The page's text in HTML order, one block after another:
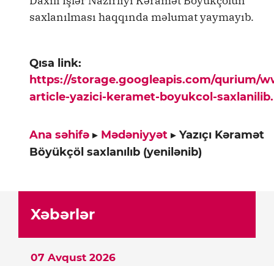
saxlanılması haqqında məlumat yaymayıb.
Qısa link:
https://storage.googleapis.com/qurium/
article-yazici-keramet-boyukcol-
Ana səhifə ▸ Mədəniyyət ▸ Yazıçı Kəramət
Böyükçöl saxlanılıb (yenilənib)
Xəbərlər
07 Avqust 2026